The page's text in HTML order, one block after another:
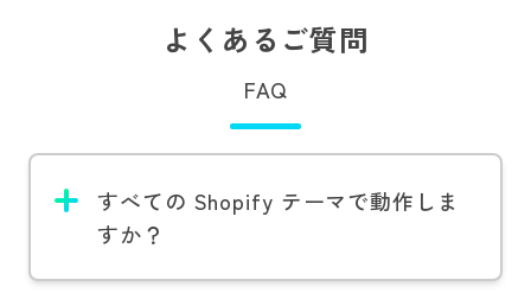
よくあるご質問
FAQ
すべての Shopify テーマで動作しま
すか？